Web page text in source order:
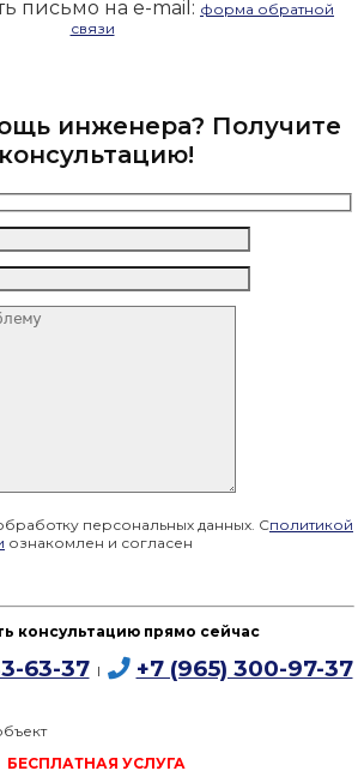
письмо на e-mail: форма обратной
связи
инженера? Получите
консультацию!
персональных данных. Сполитикой
ознакомлен и согласен
консультацию прямо сейчас
63-37I +7 (965) 300-97-37
БЕСПЛАТНАЯ УСЛУГА